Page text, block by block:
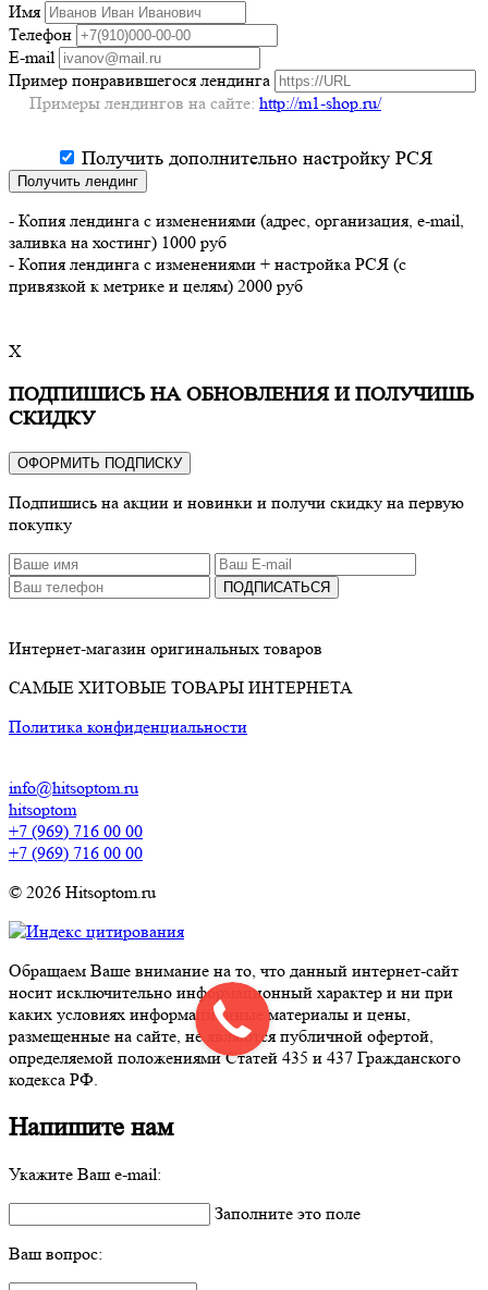
Имя
Телефон
E-mail
Пример понравившегося лендинга
Примеры лендингов на сайте: http://m1-shop.ru/
Получить дополнительно настройку РСЯ
Получить лендинг
- Копия лендинга с изменениями (адрес, организация, e-mail,
заливка на хостинг) 1000 руб
- Копия лендинга с изменениями + настройка РСЯ (с
привязкой к метрике и целям) 2000 руб
X
ПОДПИШИСЬ НА ОБНОВЛЕНИЯ И ПОЛУЧИШЬ
СКИДКУ
ОФОРМИТЬ ПОДПИСКУ
Подпишись на акции и новинки и получи скидку на первую
покупку
ПОДПИСАТЬСЯ
Интернет-магазин оригинальных товаров
САМЫЕ ХИТОВЫЕ ТОВАРЫ ИНТЕРНЕТА
Политика конфиденциальности
info@hitsoptom.ru
hitsoptom
+7 (969) 716 00 00
+7 (969) 716 00 00
© 2026 Hitsoptom.ru
Обращаем Ваше внимание на то, что данный интернет-сайт
носит исключительно информационный характер и ни при
каких условиях информационные материалы и цены,
размещенные на сайте, не являются публичной офертой,
определяемой положениями Статей 435 и 437 Гражданского
кодекса РФ.
Напишите нам
Укажите Ваш e-mail:
Заполните это поле
Ваш вопрос: